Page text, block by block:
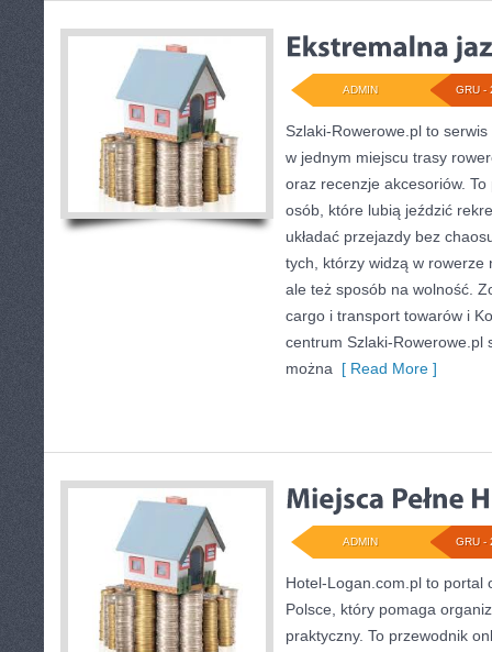
GRU -
ADMIN
Szlaki-Rowerowe.pl to
w jednym miejscu trasy
oraz recenzje akcesoriów.
osób, które lubią jeździć
układać przejazdy bez
tych, którzy widzą w
ale też sposób na wolność.
cargo i transport towarów i
centrum Szlaki-Rowerowe.pl
można [ Read More ]
GRU -
ADMIN
Hotel-Logan.com.pl to portal
Polsce, który pomaga
praktyczny. To przewodnik